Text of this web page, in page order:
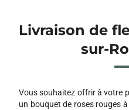
Livraison de
sur-
Vous souhaitez offrir à votre
un bouquet de roses rouges